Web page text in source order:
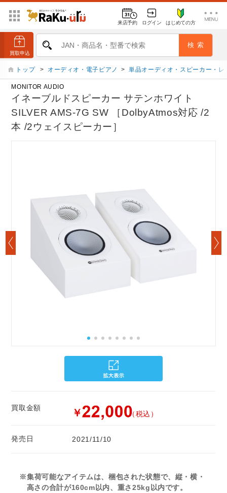
来店予約 ログイン はじめての方
トップ > オーディオ・電子ピアノ > 単品オーディオ・スピーカー・レ
MONITOR AUDIO
イネーブルドスピーカー サテンホワイト
SILVER AMS-7G SW ［DolbyAtmos対応 /2
本 /2ウェイスピーカー］
買取金額 ￥ （税込）
発売日 2021/11/10
※集荷可能なアイテムは、梱包された状態で、縦・横・
高さの合計が160cm以内、重さ25kg以内です。